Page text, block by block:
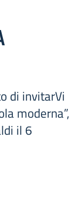
di invitarVi
moderna”,
il 6